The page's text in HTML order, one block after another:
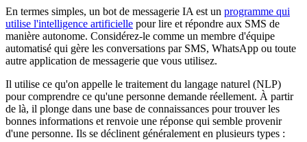
En termes simples, un bot de messagerie IA est un programme qui
utilise l'intelligence artificielle pour lire et répondre aux SMS de
manière autonome. Considérez-le comme un membre d'équipe
automatisé qui gère les conversations par SMS, WhatsApp ou toute
autre application de messagerie que vous utilisez.
Il utilise ce qu'on appelle le traitement du langage naturel (NLP)
pour comprendre ce qu'une personne demande réellement. À partir
de là, il plonge dans une base de connaissances pour trouver les
bonnes informations et renvoie une réponse qui semble provenir
d'une personne. Ils se déclinent généralement en plusieurs types :